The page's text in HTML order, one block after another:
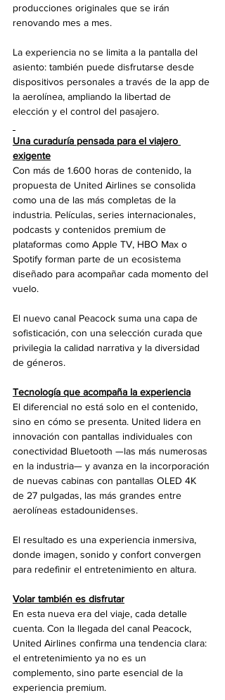
producciones originales que se irán
renovando mes a mes.
La experiencia no se limita a la pantalla del
asiento: también puede disfrutarse desde
dispositivos personales a través de la app de
la aerolínea, ampliando la libertad de
elección y el control del pasajero.
Una curaduría pensada para el viajero
exigente
Con más de 1.600 horas de contenido, la
propuesta de United Airlines se consolida
como una de las más completas de la
industria. Películas, series internacionales,
podcasts y contenidos premium de
plataformas como Apple TV, HBO Max o
Spotify forman parte de un ecosistema
diseñado para acompañar cada momento del
vuelo.
El nuevo canal Peacock suma una capa de
sofisticación, con una selección curada que
privilegia la calidad narrativa y la diversidad
de géneros.
Tecnología que acompaña la experiencia
El diferencial no está solo en el contenido,
sino en cómo se presenta. United lidera en
innovación con pantallas individuales con
conectividad Bluetooth —las más numerosas
en la industria— y avanza en la incorporación
de nuevas cabinas con pantallas OLED 4K
de 27 pulgadas, las más grandes entre
aerolíneas estadounidenses.
El resultado es una experiencia inmersiva,
donde imagen, sonido y confort convergen
para redefinir el entretenimiento en altura.
Volar también es disfrutar
En esta nueva era del viaje, cada detalle
cuenta. Con la llegada del canal Peacock,
United Airlines confirma una tendencia clara:
el entretenimiento ya no es un
complemento, sino parte esencial de la
experiencia premium.